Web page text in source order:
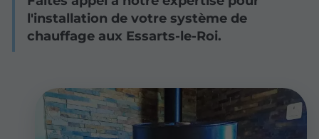
l'installation de votre système de
chauffage aux Essarts-le-Roi.